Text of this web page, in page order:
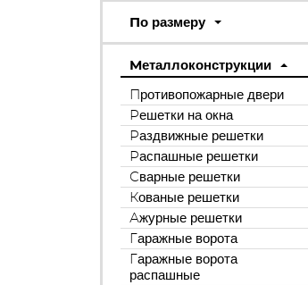
По размеру
Металлоконструкции
Противопожарные двери
Решетки на окна
Раздвижные решетки
Распашные решетки
Сварные решетки
Кованые решетки
Ажурные решетки
Гаражные ворота
Гаражные ворота
распашные